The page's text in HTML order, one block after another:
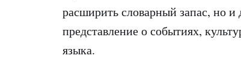
расширить словарный запас, но
представление о событиях,
языка.